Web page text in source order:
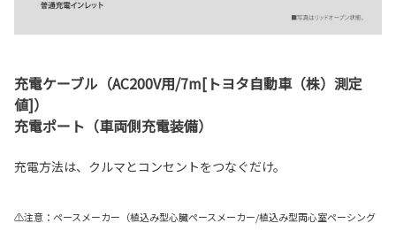
充電ケーブル（AC200V用/7m[トヨタ自動車（株）測定
値]）
充電ポート（車両側充電装備）
充電方法は、クルマとコンセントをつなぐだけ。
⚠注意：ペースメーカー（植込み型心臓ペースメーカー/植込み型両心室ペーシング